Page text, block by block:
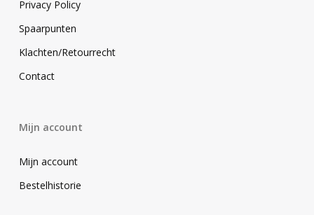
Privacy Policy
Spaarpunten
Klachten/Retourrecht
Contact
Mijn account
Mijn account
Bestelhistorie